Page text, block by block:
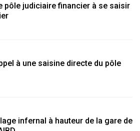
pôle judiciaire financier à se saisir
à une saisine directe du pôle
infernal à hauteur de la gare de